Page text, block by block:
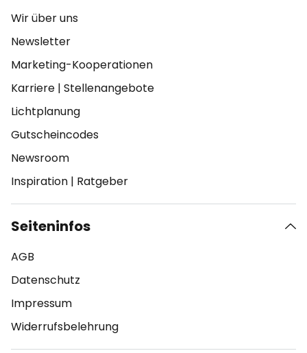
Wir über uns
Newsletter
Marketing-Kooperationen
Karriere | Stellenangebote
Lichtplanung
Gutscheincodes
Newsroom
Inspiration | Ratgeber
Seiteninfos
AGB
Datenschutz
Impressum
Widerrufsbelehrung